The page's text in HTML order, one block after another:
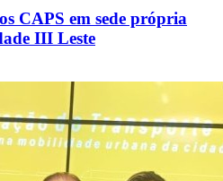
CAPS em sede própria
III Leste